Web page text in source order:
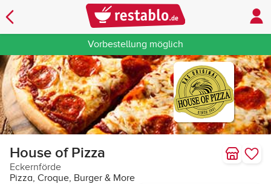
Vorbestellung möglich
House of Pizza
Eckernförde
Pizza, Croque, Burger & More